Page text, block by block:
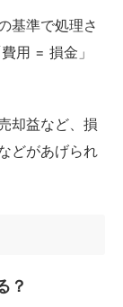
基準で処理さ
用 = 損金」
却益など、損
どがあげられ
？